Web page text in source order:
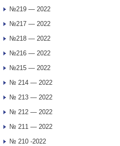
№219 — 2022
№217 — 2022
№218 — 2022
№216 — 2022
№215 — 2022
№ 214 — 2022
№ 213 — 2022
№ 212 — 2022
№ 211 — 2022
№ 210 -2022